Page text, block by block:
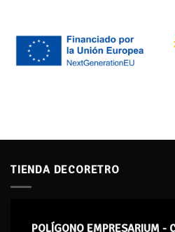
TIENDA DECORETRO
POLÍGONO EMPRESARIUM -